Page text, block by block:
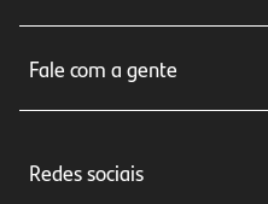
Seguros
Crédito e Financiamentos
Investimentos
Fale com a gente
Central de Renegociação
Redes sociais